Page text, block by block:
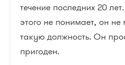
течение последних 20
этого не понимает, он
такую должность. Он
пригоден.